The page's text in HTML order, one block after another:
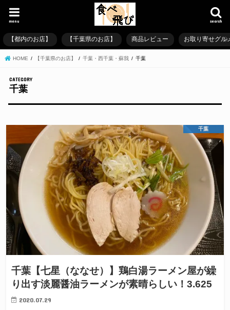
search
menu
【都内のお店】 【千葉県のお店】 商品レビュー お取り寄せグル
HOME 【千葉県のお店】 千葉・西千葉・蘇我 千葉
千葉
千葉
千葉【七星（ななせ）】鶏白湯ラーメン屋が繰
り出す淡麗醤油ラーメンが素晴らしい！3.625
2020.07.29